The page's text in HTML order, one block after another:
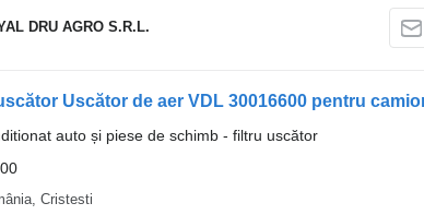
DRU AGRO S.R.L.
Uscător de aer VDL 30016600 pentru
auto și piese de schimb - filtru uscător
Cristesti